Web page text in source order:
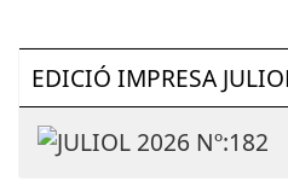
EDICIÓ IMPRESA